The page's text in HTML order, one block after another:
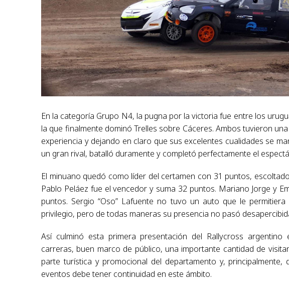
En la categoría Grupo N4, la pugna por la victoria fue entre los
la que finalmente dominó Trelles sobre Cáceres. Ambos tuvieron
experiencia y dejando en claro que sus excelentes cualidades se
un gran rival, batalló duramente y completó perfectamente el
El minuano quedó como líder del certamen con 31 puntos,
Pablo Peláez fue el vencedor y suma 32 puntos. Mariano Jorge y
puntos. Sergio “Oso” Lafuente no tuvo un auto que le
privilegio, pero de todas maneras su presencia no pasó
Así culminó esta primera presentación del Rallycross
carreras, buen marco de público, una importante cantidad de
parte turística y promocional del departamento y,
eventos debe tener continuidad en este ámbito.